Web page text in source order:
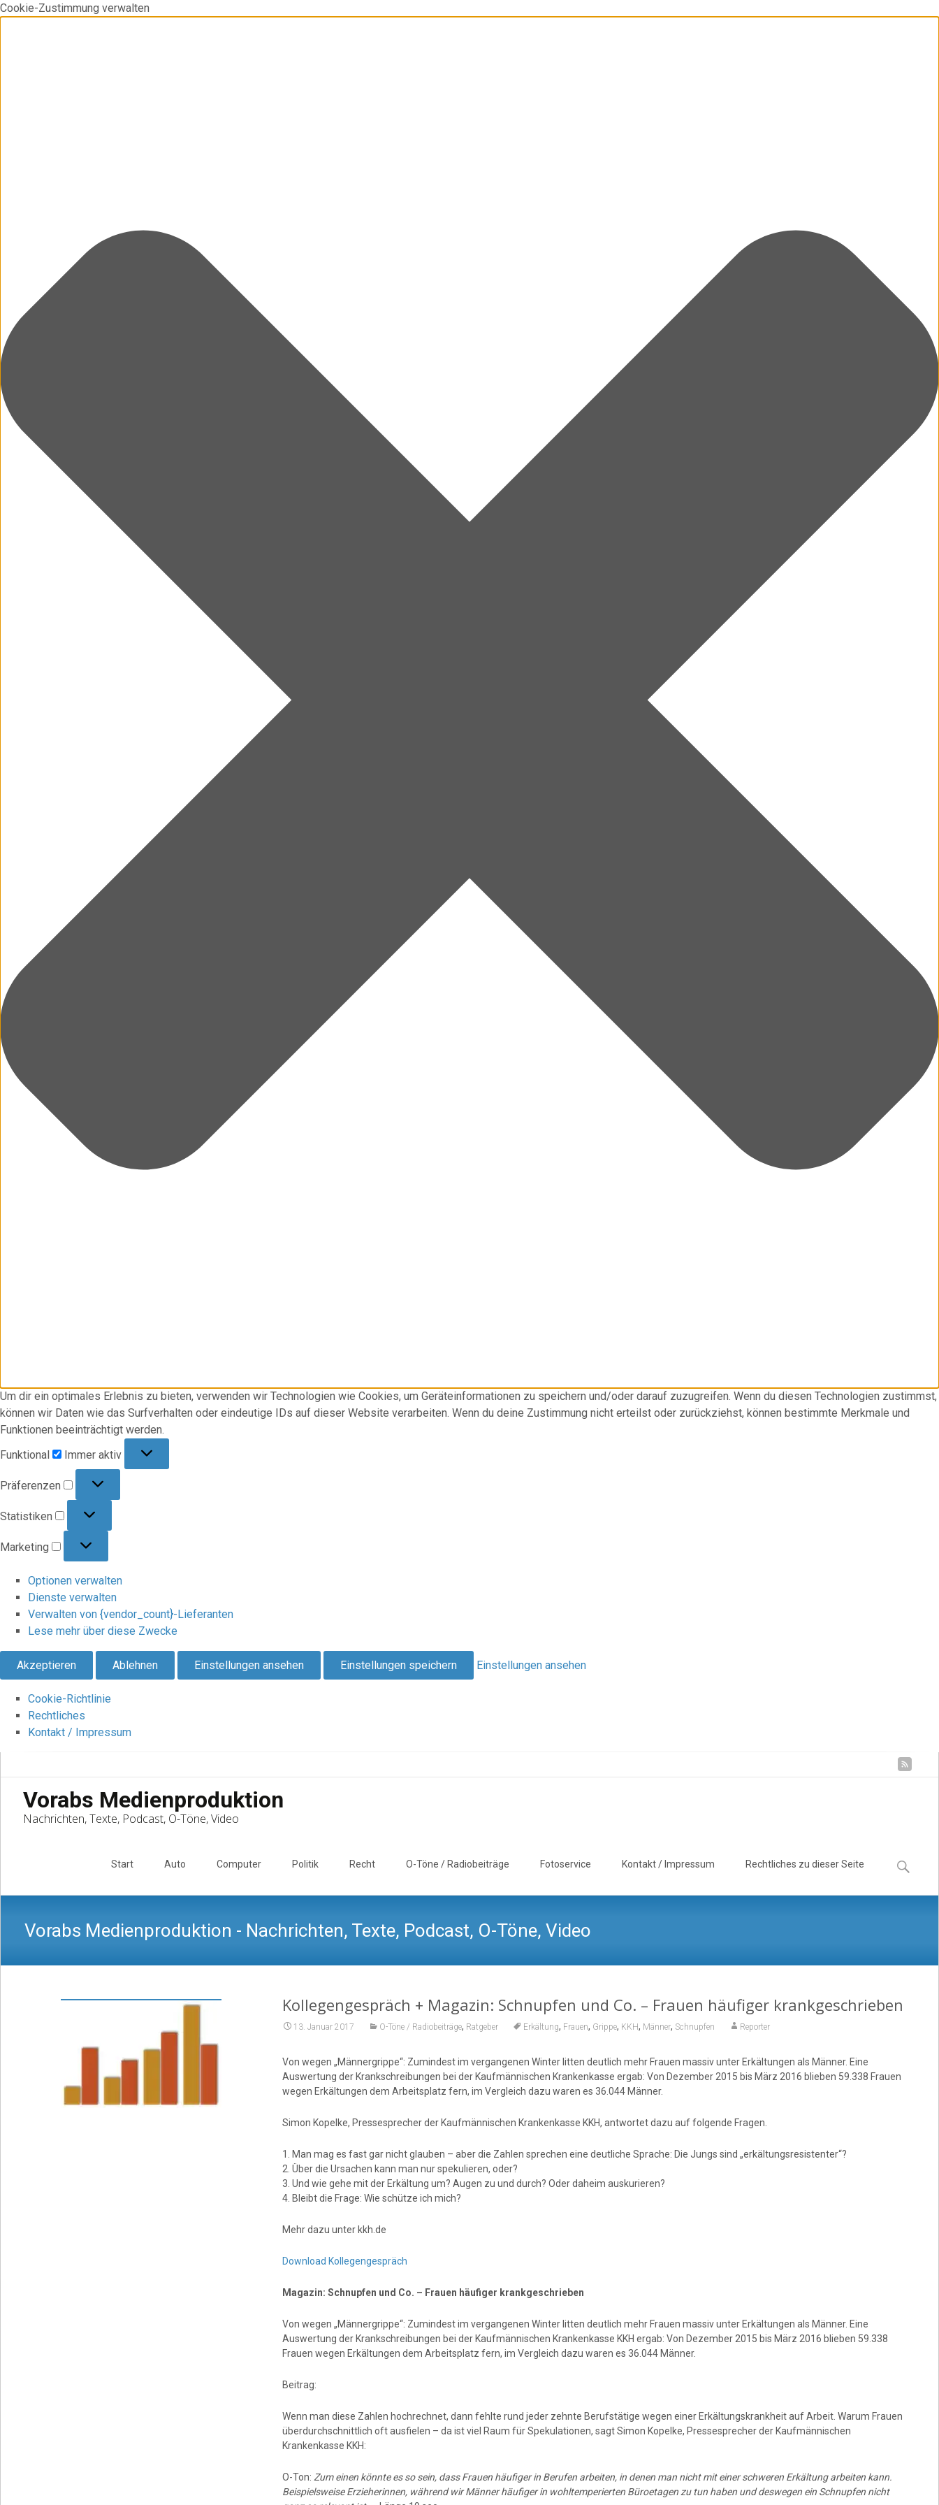
Cookie-Zustimmung verwalten
Um dir ein optimales Erlebnis zu bieten, verwenden wir Technologien wie Cookies, um Geräteinformationen zu speichern und/oder darauf zuzugreifen. Wenn du diesen Technologien zustimmst,
können wir Daten wie das Surfverhalten oder eindeutige IDs auf dieser Website verarbeiten. Wenn du deine Zustimmung nicht erteilst oder zurückziehst, können bestimmte Merkmale und
Funktionen beeinträchtigt werden.
Funktional
Immer aktiv
Präferenzen
Statistiken
Marketing
Optionen verwalten
Dienste verwalten
Verwalten von {vendor_count}-Lieferanten
Lese mehr über diese Zwecke
Akzeptieren Ablehnen Einstellungen ansehen Einstellungen speichern Einstellungen ansehen
Cookie-Richtlinie
Rechtliches
Kontakt / Impressum
Vorabs Medienproduktion
Nachrichten, Texte, Podcast, O-Töne, Video
Start Auto Computer Politik Recht O-Töne / Radiobeiträge Fotoservice Kontakt / Impressum Rechtliches zu dieser Seite
Suchen
nach:
Vorabs Medienproduktion - Nachrichten, Texte, Podcast, O-Töne, Video
Kollegengespräch + Magazin: Schnupfen und Co. – Frauen häufiger krankgeschrieben
13. Januar 2017 O-Töne / Radiobeiträge, Ratgeber Erkältung, Frauen, Grippe, KKH, Männer, Schnupfen Reporter
Von wegen „Männergrippe“: Zumindest im vergangenen Winter litten deutlich mehr Frauen massiv unter Erkältungen als Männer. Eine
Auswertung der Krankschreibungen bei der Kaufmännischen Krankenkasse ergab: Von Dezember 2015 bis März 2016 blieben 59.338 Frauen
wegen Erkältungen dem Arbeitsplatz fern, im Vergleich dazu waren es 36.044 Männer.
Simon Kopelke, Pressesprecher der Kaufmännischen Krankenkasse KKH, antwortet dazu auf folgende Fragen.
1. Man mag es fast gar nicht glauben – aber die Zahlen sprechen eine deutliche Sprache: Die Jungs sind „erkältungsresistenter“?
2. Über die Ursachen kann man nur spekulieren, oder?
3. Und wie gehe mit der Erkältung um? Augen zu und durch? Oder daheim auskurieren?
4. Bleibt die Frage: Wie schütze ich mich?
Mehr dazu unter kkh.de
Download Kollegengespräch
Magazin: Schnupfen und Co. – Frauen häufiger krankgeschrieben
Von wegen „Männergrippe“: Zumindest im vergangenen Winter litten deutlich mehr Frauen massiv unter Erkältungen als Männer. Eine
Auswertung der Krankschreibungen bei der Kaufmännischen Krankenkasse KKH ergab: Von Dezember 2015 bis März 2016 blieben 59.338
Frauen wegen Erkältungen dem Arbeitsplatz fern, im Vergleich dazu waren es 36.044 Männer.
Beitrag:
Wenn man diese Zahlen hochrechnet, dann fehlte rund jeder zehnte Berufstätige wegen einer Erkältungskrankheit auf Arbeit. Warum Frauen
überdurchschnittlich oft ausfielen – da ist viel Raum für Spekulationen, sagt Simon Kopelke, Pressesprecher der Kaufmännischen
Krankenkasse KKH:
O-Ton: Zum einen könnte es so sein, dass Frauen häufiger in Berufen arbeiten, in denen man nicht mit einer schweren Erkältung arbeiten kann.
Beispielsweise Erzieherinnen, während wir Männer häufiger in wohltemperierten Büroetagen zu tun haben und deswegen ein Schnupfen nicht